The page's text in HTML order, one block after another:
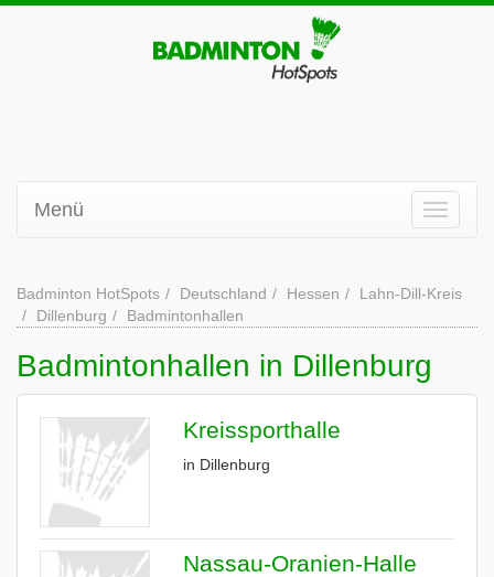
Menü
Badminton HotSpots Deutschland Hessen
Lahn-Dill-Kreis
Dillenburg
Badmintonhallen
Badmintonhallen in Dillenburg
Kreissporthalle
in Dillenburg
Nassau-Oranien-Halle